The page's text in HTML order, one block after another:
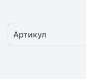
Артикул